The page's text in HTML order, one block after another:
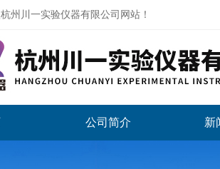
州川一实验仪器有限公司网站！
公司简介 新